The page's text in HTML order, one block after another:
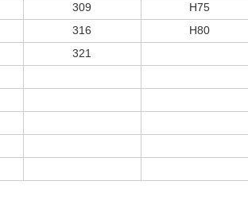
309
H75
316
H80
321